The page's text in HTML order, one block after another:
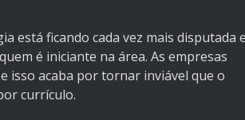
está ficando cada vez mais disputada
é iniciante na área. As empresas
isso acaba por tornar inviável que o
currículo.